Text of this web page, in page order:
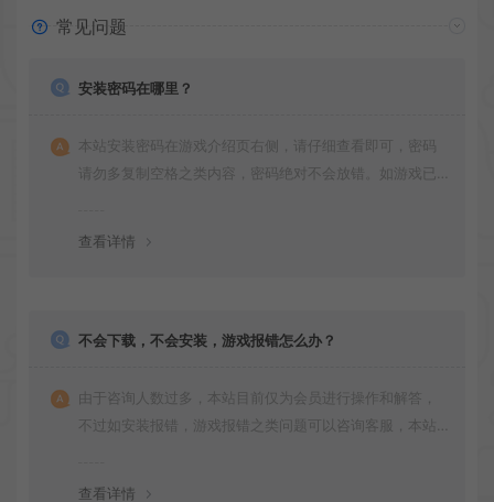
常见问题
安装密码在哪里？
本站安装密码在游戏介绍页右侧，请仔细查看即可，密码
请勿多复制空格之类内容，密码绝对不会放错。如游戏已
查看详情
不会下载，不会安装，游戏报错怎么办？
由于咨询人数过多，本站目前仅为会员进行操作和解答，
不过如安装报错，游戏报错之类问题可以咨询客服，本站
查看详情